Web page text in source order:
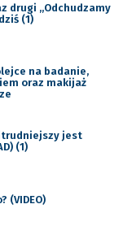
drugi ,,Odchudzamy
(1)
na badanie,
oraz makijaż
jest
(1)
(VIDEO)